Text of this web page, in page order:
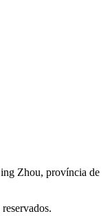
Zhou, província de